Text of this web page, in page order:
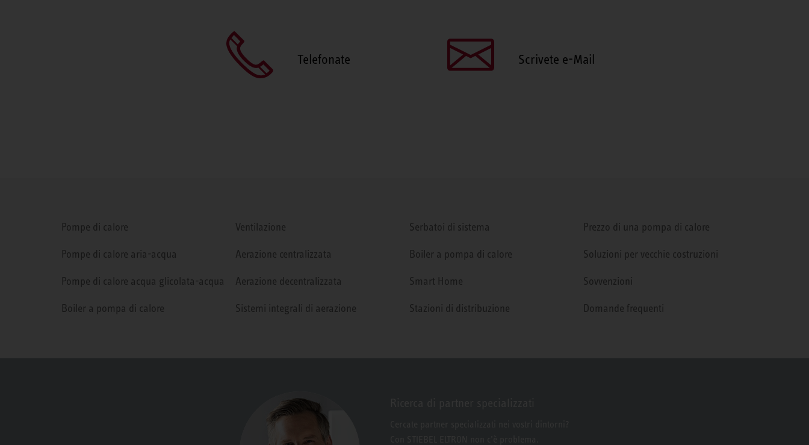
Telefonate Scrivete e-Mail
Pompe di calore
Pompe di calore aria-acqua
Pompe di calore acqua glicolata-acqua
Boiler a pompa di calore
Ventilazione
Aerazione centralizzata
Aerazione decentralizzata
Sistemi integrali di aerazione
Serbatoi di sistema
Boiler a pompa di calore
Smart Home
Stazioni di distribuzione
Prezzo di una pompa di calore
Soluzioni per vecchie costruzioni
Sovvenzioni
Domande frequenti